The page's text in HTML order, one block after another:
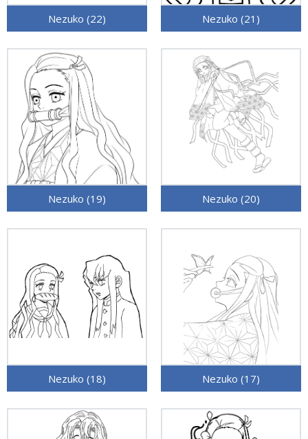
Nezuko (22) Nezuko (21)
Nezuko (19) Nezuko (20)
Nezuko (18) Nezuko (17)